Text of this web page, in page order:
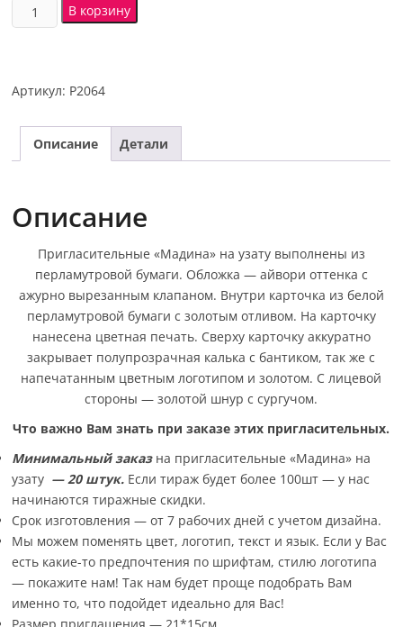
В корзину
Артикул: Р2064
Описание Детали
Описание
Пригласительные «Мадина» на узату выполнены из
перламутровой бумаги. Обложка — айвори оттенка с
ажурно вырезанным клапаном. Внутри карточка из белой
перламутровой бумаги с золотым отливом. На карточку
нанесена цветная печать. Сверху карточку аккуратно
закрывает полупрозрачная калька с бантиком, так же с
напечатанным цветным логотипом и золотом. С лицевой
стороны — золотой шнур с сургучом.
Что важно Вам знать при заказе этих пригласительных.
Минимальный заказ на пригласительные «Мадина» на
узату — 20 штук. Если тираж будет более 100шт — у нас
начинаются тиражные скидки.
Срок изготовления — от 7 рабочих дней с учетом дизайна.
Мы можем поменять цвет, логотип, текст и язык. Если у Вас
есть какие-то предпочтения по шрифтам, стилю логотипа
— покажите нам! Так нам будет проще подобрать Вам
именно то, что подойдет идеально для Вас!
Размер приглашения — 21*15см.